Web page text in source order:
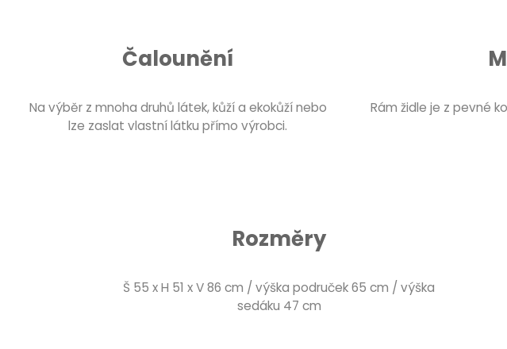
Čalounění
Na výběr z mnoha druhů látek, kůží a ekokůží nebo
lze zaslat vlastní látku přímo výrobci.
Rám židle je z pevné
Rozměry
Š 55 x H 51 x V 86 cm / výška područek 65 cm / výška
sedáku 47 cm